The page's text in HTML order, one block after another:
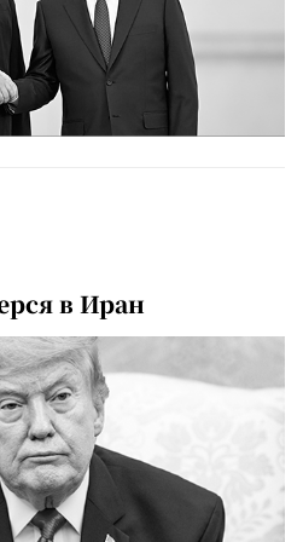
в Иран